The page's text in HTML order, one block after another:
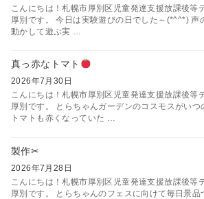
こんにちは！札幌市厚別区児童発達支援放課後等
厚別です。 今日は実験遊びの日でした～(*^^*) 声
動かして遊ぶ実 …
真っ赤なトマト
2026年7月30日
こんにちは！札幌市厚別区児童発達支援放課後等
厚別です。 とらちゃんガーデンのコスモスがいつ
トマトも赤くなっていた …
製作✂
2026年7月28日
こんにちは！札幌市厚別区児童発達支援放課後等
厚別です。 とらちゃんのフェスに向けて毎日景品